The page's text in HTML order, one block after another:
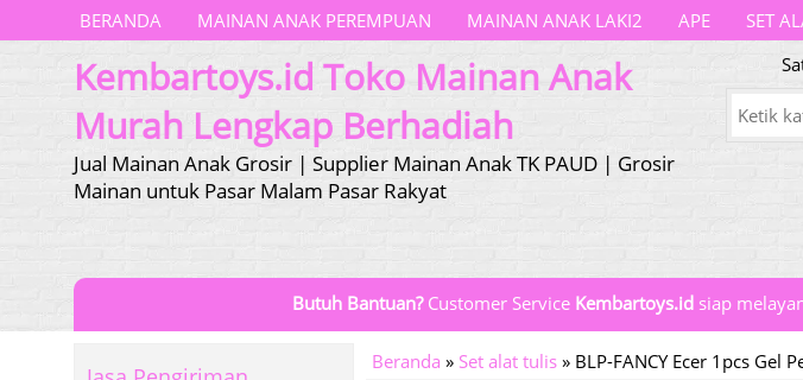
BERANDA MAINAN ANAK PEREMPUAN MAINAN ANAK LAKI2 APE SET
Kembartoys.id Toko Mainan Anak
Murah Lengkap Berhadiah
Jual Mainan Anak Grosir | Supplier Mainan Anak TK PAUD | Grosir
Mainan untuk Pasar Malam Pasar Rakyat
Butuh Bantuan?Customer Service Kembartoys.idsiap
Beranda » Set alat tulis » BLP-FANCY Ecer 1pcs Gel